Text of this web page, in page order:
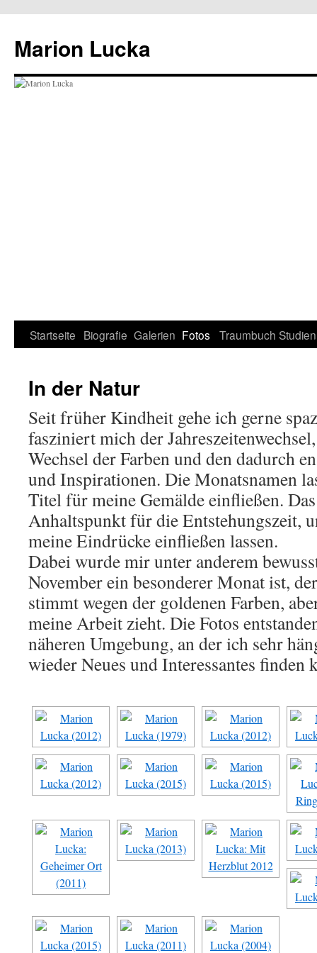
Marion Lucka
Zum
springen
Startseite Biografie Galerien Fotos Traumbuch Studien
In der Natur
Seit früher Kindheit gehe ich gerne
fasziniert mich der
Wechsel der Farben und den dadurch
und Inspirationen. Die Monatsnamen
Titel für meine Gemälde einfließen.
Anhaltspunkt für die Entstehungszeit,
meine Eindrücke einfließen lassen.
Dabei wurde mir unter anderem
November ein besonderer Monat ist,
stimmt wegen der goldenen Farben,
meine Arbeit zieht. Die Fotos
näheren Umgebung, an der ich sehr
wieder Neues und Interessantes finden